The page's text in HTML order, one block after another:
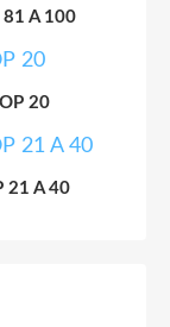
81 A 100
20
21 A 40